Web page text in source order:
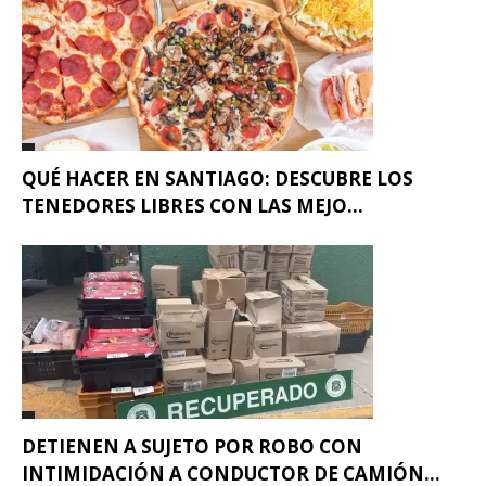
QUÉ HACER EN SANTIAGO: DESCUBRE LOS
TENEDORES LIBRES CON LAS MEJO...
DETIENEN A SUJETO POR ROBO CON
INTIMIDACIÓN A CONDUCTOR DE CAMIÓN...